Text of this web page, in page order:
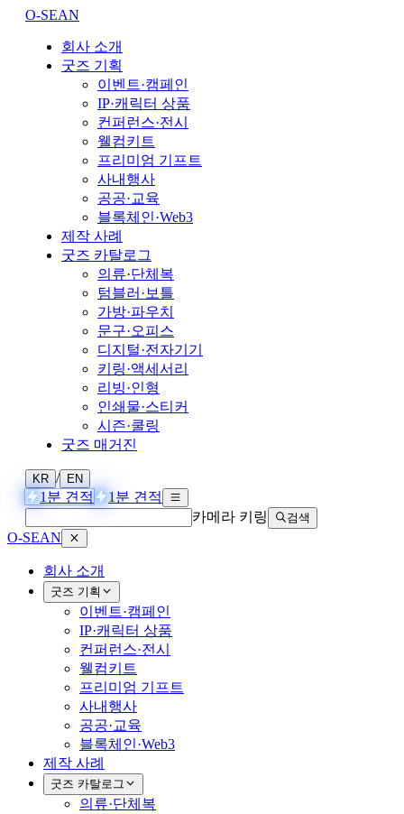
O-SEAN
회사 소개
굿즈 기획
이벤트·캠페인
IP·캐릭터 상품
컨퍼런스·전시
웰컴키트
프리미엄 기프트
사내행사
공공·교육
블록체인·Web3
제작 사례
굿즈 카탈로그
의류·단체복
텀블러·보틀
가방·파우치
문구·오피스
디지털·전자기기
키링·액세서리
리빙·인형
인쇄물·스티커
시즌·쿨링
굿즈 매거진
KR / EN
1분 견적
1분 견적
카메라 키링
검색
O-SEAN
회사 소개
굿즈 기획
이벤트·캠페인
IP·캐릭터 상품
컨퍼런스·전시
웰컴키트
프리미엄 기프트
사내행사
공공·교육
블록체인·Web3
제작 사례
굿즈 카탈로그
의류·단체복